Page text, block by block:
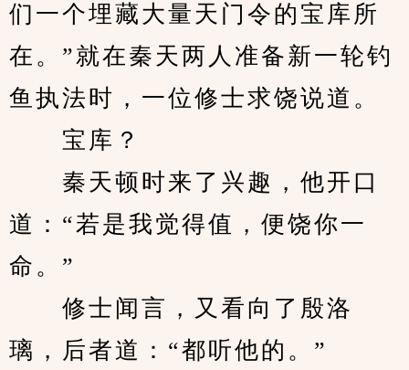
们一个埋藏大量天门令的宝库所
在。”就在秦天两人准备新一轮钓
鱼执法时，一位修士求饶说道。
宝库？
秦天顿时来了兴趣，他开口
道：“若是我觉得值，便饶你一
命。”
修士闻言，又看向了殷洛
璃，后者道：“都听他的。”